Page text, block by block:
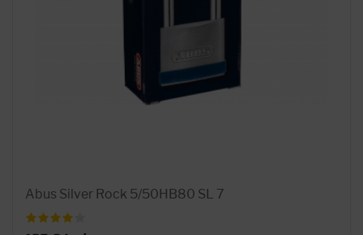
Abus Silver Rock 5/50HB80 SL 7